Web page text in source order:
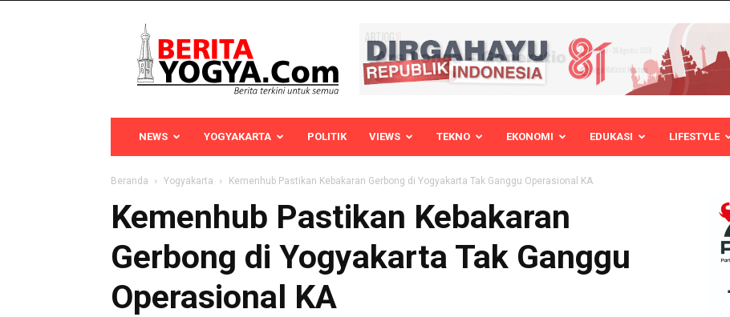
Yogya
NEWS YOGYAKARTA POLITIK VIEWS TEKNO EKONOMI EDUKASI LIFESTYLE
Beranda Yogyakarta Kemenhub Pastikan Kebakaran Gerbong di Yogyakarta Tak Ganggu Operasional KA
Kemenhub Pastikan Kebakaran
Gerbong di Yogyakarta Tak Ganggu
Operasional KA